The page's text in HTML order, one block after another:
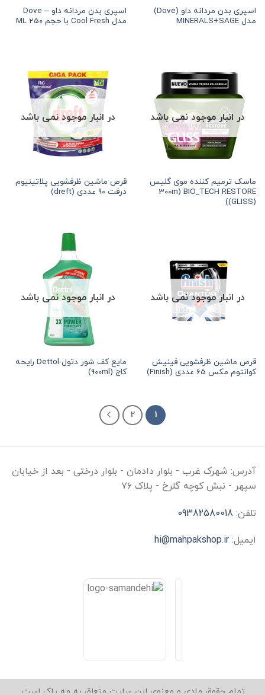
اسپری بدن مردانه داو (Dove)
مدل MINERALS+SAGE
اسپری بدن مردانه داو – Dove
مدل Cool Fresh با حجم 250 ML
در انبار موجود نمی باشد
ماسک ترمیم کننده موی گلیس
300m) BIO_TECH RESTORE
(GLISS))
در انبار موجود نمی باشد
قرص ماشین ظرفشویی پلاتینیوم
درفت 90 عددی (dreft)
در انبار موجود نمی باشد
قرص ماشین ظرفشویی فینیش
کوانتوم مکس 65 عددی (Finish)
در انبار موجود نمی باشد
مایع کف شور دتول-Dettol رایحه
کاج (900ml)
1
2
آدرس: شهرک غرب - بلوار دادمان - بلوار درختی - بعد از خیابان
سپهر - نبش کوچه گلرخ - پلاک ۷۶
تلفن: 09382580018
ایمیل: hi@mahpakshop.ir
تمام حقوق مادی و معنوی این سایت متعلق به مه پاک است.